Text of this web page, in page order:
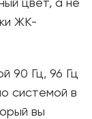
цвет, а не
ЖК-
90 Гц, 96 Гц
системой в
вы